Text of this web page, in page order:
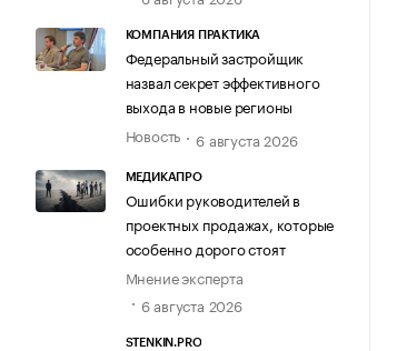
КОМПАНИЯ ПРАКТИКА
Федеральный застройщик
назвал секрет эффективного
выхода в новые регионы
Новость
6 августа 2026
МЕДИКАПРО
Ошибки руководителей в
проектных продажах, которые
особенно дорого стоят
Мнение эксперта
6 августа 2026
STENKIN.PRO